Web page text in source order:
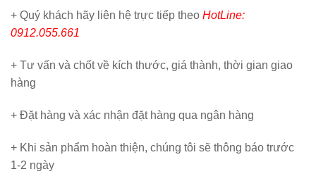
+ Quý khách hãy liên hệ trực tiếp theo HotLine:
0912.055.661
+ Tư vấn và chốt về kích thước, giá thành, thời gian giao
hàng
+ Đặt hàng và xác nhận đặt hàng qua ngân hàng
+ Khi sản phẩm hoàn thiện, chúng tôi sẽ thông báo trước
1-2 ngày